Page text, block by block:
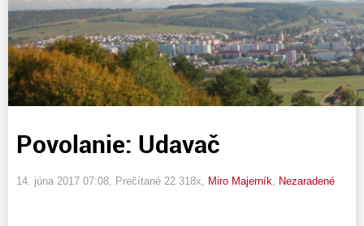
Zoznam blogov
Komerčné blogy
Povolanie: Udavač
14. júna 2017 07:08 , Prečítané 22 318x, Miro Majerník Nezaradené